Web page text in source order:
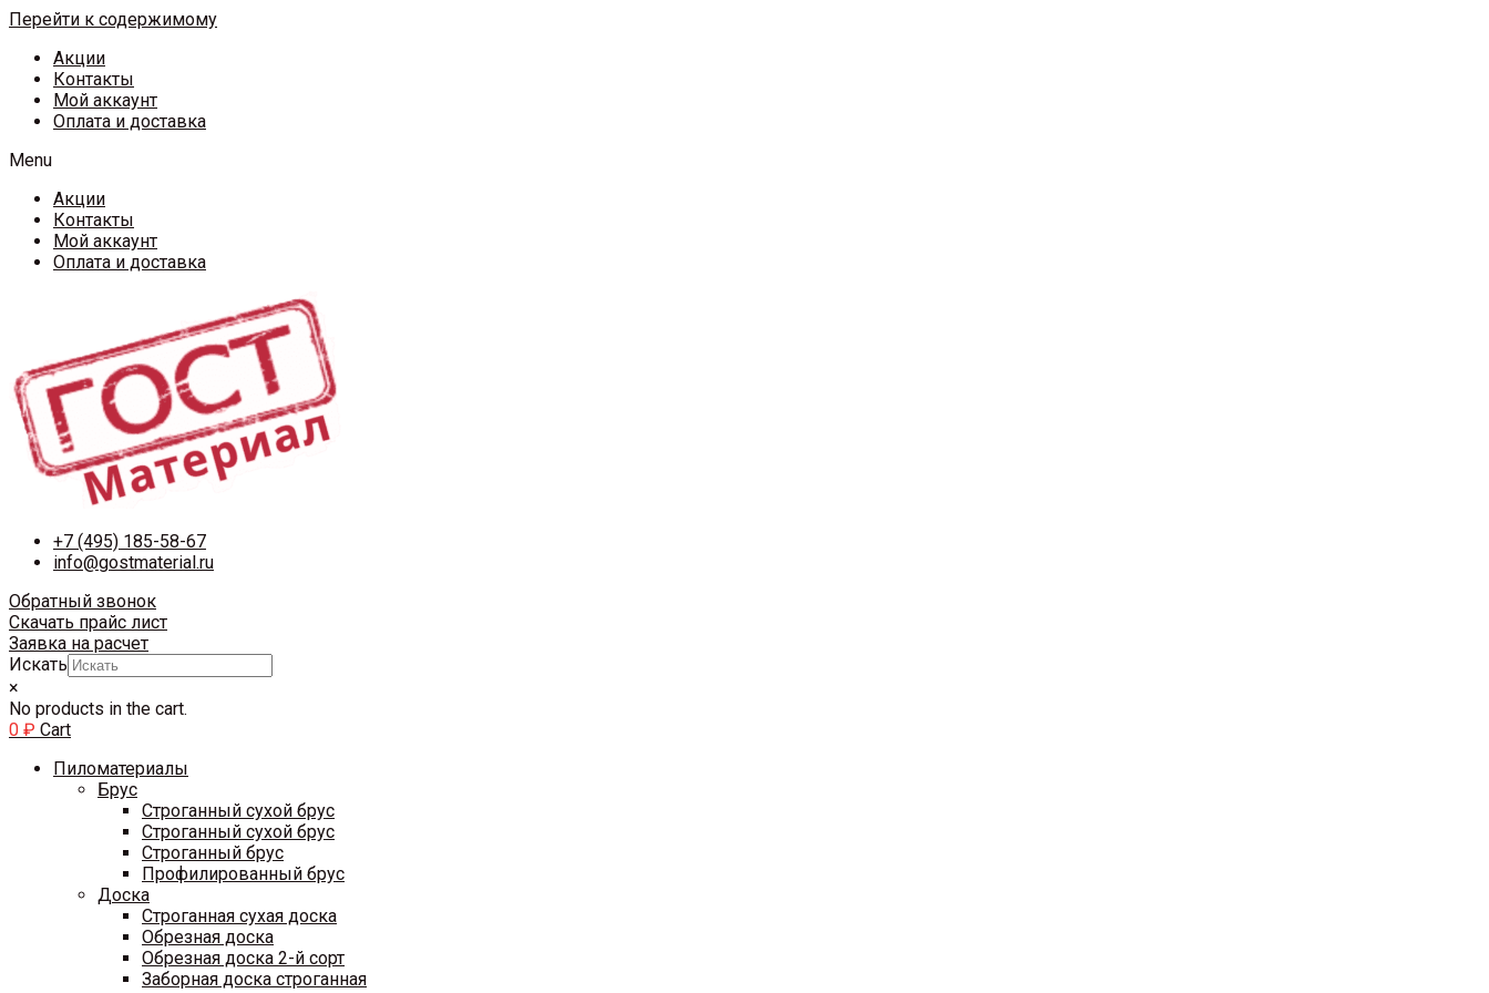
Перейти к содержимому
Акции
Контакты
Мой аккаунт
Оплата и доставка
Menu
Акции
Контакты
Мой аккаунт
Оплата и доставка
+7 (495) 185-58-67
info@gostmaterial.ru
Обратный звонок
Скачать прайс лист
Заявка на расчет
Искать
×
No products in the cart.
0 ₽ Cart
Пиломатериалы
Брус
Строганный сухой брус
Строганный сухой брус
Строганный брус
Профилированный брус
Доска
Строганная сухая доска
Обрезная доска
Обрезная доска 2-й сорт
Заборная доска строганная